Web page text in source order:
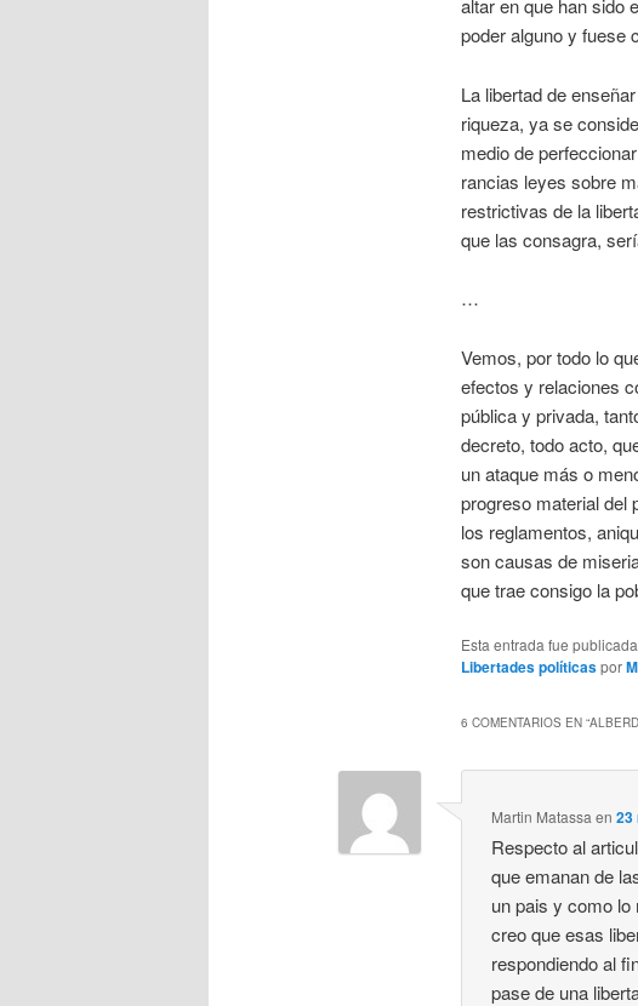
altar en que han sido
poder alguno y fuese
La libertad de
riqueza, ya se
medio de
rancias leyes sobre
restrictivas de la
que las consagra,
…
Vemos, por todo lo
efectos y relaciones
pública y privada,
decreto, todo acto,
un ataque más o
progreso material del
los reglamentos,
son causas de
que trae consigo la
Esta entrada fue
Libertades políticaspor
6 COMENTARIOS EN “
Martin Matassa en23
Respecto al
que emanan de
un pais y como
creo que esas
respondiendo al
pase de una